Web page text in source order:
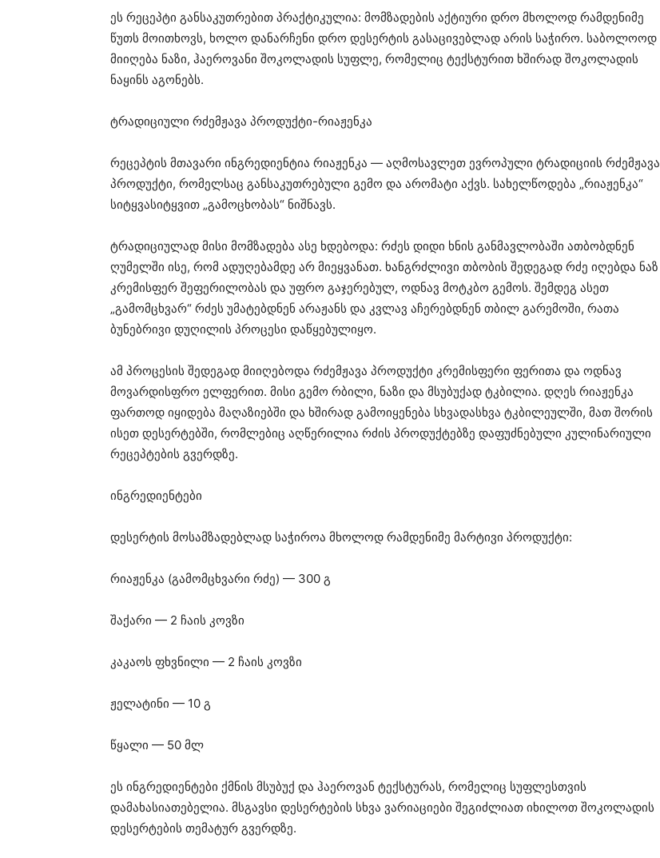
ეს რეცეპტი განსაკუთრებით პრაქტიკულია: მომზადების აქტიური დრო მხოლოდ რამდენიმე
წუთს მოითხოვს, ხოლო დანარჩენი დრო დესერტის გასაცივებლად არის საჭირო. საბოლოოდ
მიიღება ნაზი, ჰაეროვანი შოკოლადის სუფლე, რომელიც ტექსტურით ხშირად შოკოლადის
ნაყინს აგონებს.
ტრადიციული რძემჟავა პროდუქტი-რიაჟენკა
რეცეპტის მთავარი ინგრედიენტია რიაჟენკა — აღმოსავლეთ ევროპული ტრადიციის რძემჟავა
პროდუქტი, რომელსაც განსაკუთრებული გემო და არომატი აქვს. სახელწოდება „რიაჟენკა“
სიტყვასიტყვით „გამოცხობას“ ნიშნავს.
ტრადიციულად მისი მომზადება ასე ხდებოდა: რძეს დიდი ხნის განმავლობაში ათბობდნენ
ღუმელში ისე, რომ ადუღებამდე არ მიეყვანათ. ხანგრძლივი თბობის შედეგად რძე იღებდა ნაზ
კრემისფერ შეფერილობას და უფრო გაჯერებულ, ოდნავ მოტკბო გემოს. შემდეგ ასეთ
„გამომცხვარ“ რძეს უმატებდნენ არაჟანს და კვლავ აჩერებდნენ თბილ გარემოში, რათა
ბუნებრივი დუღილის პროცესი დაწყებულიყო.
ამ პროცესის შედეგად მიიღებოდა რძემჟავა პროდუქტი კრემისფერი ფერითა და ოდნავ
მოვარდისფრო ელფერით. მისი გემო რბილი, ნაზი და მსუბუქად ტკბილია. დღეს რიაჟენკა
ფართოდ იყიდება მაღაზიებში და ხშირად გამოიყენება სხვადასხვა ტკბილეულში, მათ შორის
ისეთ დესერტებში, რომლებიც აღწერილია რძის პროდუქტებზე დაფუძნებული კულინარიული
რეცეპტების გვერდზე⁠.
ინგრედიენტები
დესერტის მოსამზადებლად საჭიროა მხოლოდ რამდენიმე მარტივი პროდუქტი:
რიაჟენკა (გამომცხვარი რძე) — 300 გ
შაქარი — 2 ჩაის კოვზი
კაკაოს ფხვნილი — 2 ჩაის კოვზი
ჟელატინი — 10 გ
წყალი — 50 მლ
ეს ინგრედიენტები ქმნის მსუბუქ და ჰაეროვან ტექსტურას, რომელიც სუფლესთვის
დამახასიათებელია. მსგავსი დესერტების სხვა ვარიაციები შეგიძლიათ იხილოთ შოკოლადის
დესერტების თემატურ გვერდზე⁠.